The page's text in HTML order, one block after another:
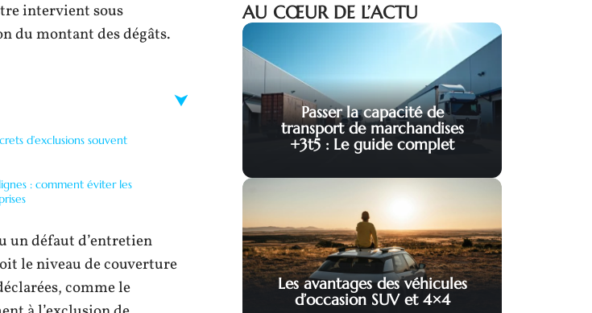
intervient sous
du montant des dégâts.
d’exclusions souvent
: comment éviter les
un défaut d’entretien
le niveau de couverture
comme le
AU CŒUR DE L’ACTU
Passer la capacité de
transport de marchandises
+3t5 : Le guide complet
Les avantages des véhicules
d’occasion SUV et 4×4